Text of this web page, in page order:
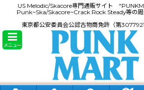
US Melodic/Skacore専門通販サイト
Punk~Ska/Skacore~Crack Rock Steady等の周
東京都公安委員会公認古物商免許（第
メニュー